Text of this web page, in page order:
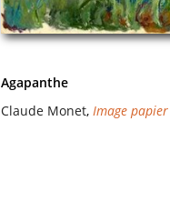
Agapanthe
Claude Monet,Image